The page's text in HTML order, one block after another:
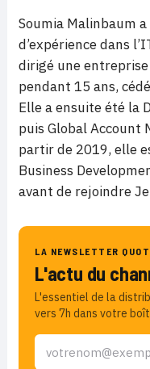
Soumia Malinbaum
d’expérience dans
dirigé une
pendant 15 ans,
Elle a ensuite été la
puis Global Account
partir de 2019, elle
Business
avant de rejoindre
LA NEWSLETTER
L'actu du
L'essentiel de la
vers 7h dans votre